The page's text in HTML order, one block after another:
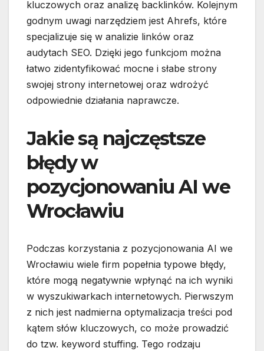
kluczowych oraz analizę backlinków. Kolejnym
godnym uwagi narzędziem jest Ahrefs, które
specjalizuje się w analizie linków oraz
audytach SEO. Dzięki jego funkcjom można
łatwo zidentyfikować mocne i słabe strony
swojej strony internetowej oraz wdrożyć
odpowiednie działania naprawcze.
Jakie są najczęstsze
błędy w
pozycjonowaniu AI we
Wrocławiu
Podczas korzystania z pozycjonowania AI we
Wrocławiu wiele firm popełnia typowe błędy,
które mogą negatywnie wpłynąć na ich wyniki
w wyszukiwarkach internetowych. Pierwszym
z nich jest nadmierna optymalizacja treści pod
kątem słów kluczowych, co może prowadzić
do tzw. keyword stuffing. Tego rodzaju